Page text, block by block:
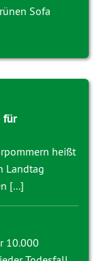
Sofa
für
heißt
Landtag
[...]
10.000